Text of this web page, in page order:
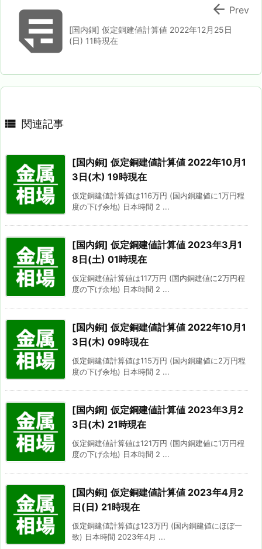
[国内銅] 仮定銅建値計算値 2022年12月25日
(日) 11時現在
 Prev
 関連記事
[国内銅] 仮定銅建値計算値 2022年10月1
3日(木) 19時現在
仮定銅建値計算値は116万円 (国内銅建値に1万円程
度の下げ余地) 日本時間 2 ...
[国内銅] 仮定銅建値計算値 2023年3月1
8日(土) 01時現在
仮定銅建値計算値は117万円 (国内銅建値に2万円程
度の下げ余地) 日本時間 2 ...
[国内銅] 仮定銅建値計算値 2022年10月1
3日(木) 09時現在
仮定銅建値計算値は115万円 (国内銅建値に2万円程
度の下げ余地) 日本時間 2 ...
[国内銅] 仮定銅建値計算値 2023年3月2
3日(木) 21時現在
仮定銅建値計算値は121万円 (国内銅建値に1万円程
度の下げ余地) 日本時間 2 ...
[国内銅] 仮定銅建値計算値 2023年4月2
日(日) 21時現在
仮定銅建値計算値は123万円 (国内銅建値にほぼ一
致) 日本時間 2023年4月 ...